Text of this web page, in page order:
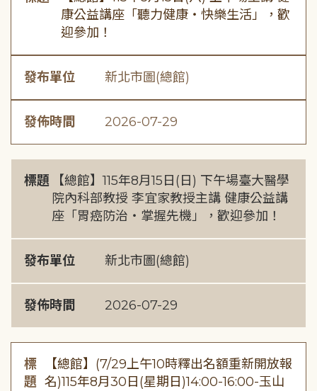
康公益講座「聽力健康・快樂生活」，歡
迎參加！
發布單位 新北市圖(總館)
發佈時間 2026-07-29
標題
【總館】115年8月15日(日) 下午場臺大醫學
院內科部教授 李宜家教授主講 健康公益講
座「胃癌防治・掌握先機」，歡迎參加！
發布單位 新北市圖(總館)
發佈時間 2026-07-29
標
題
【總館】(7/29上午10時釋出名額重新開放報
名)115年8月30日(星期日)14:00-16:00-玉山